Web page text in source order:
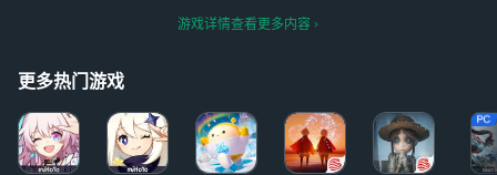
卡截图】，云云将
获
要知道70整出金，
接换了。 其实曦曦根本就不
游戏详情查看更多内容
更多热门游戏